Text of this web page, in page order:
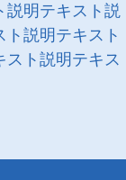
説明テキスト説
説明テキスト
スト説明テキス